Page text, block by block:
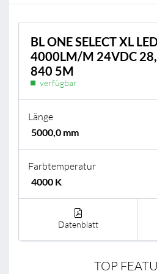
BL ONE SELECT XL
4000LM/M 24VDC
840 5M
verfügbar
Länge
Farbtemperatur
Datenblatt
TOP